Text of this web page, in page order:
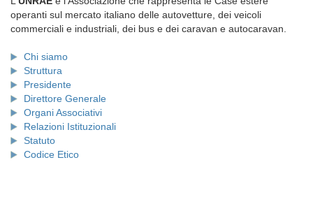
operanti sul mercato italiano delle autovetture, dei veicoli
commerciali e industriali, dei bus e dei caravan e autocaravan.
Chi siamo
Struttura
Presidente
Direttore Generale
Organi Associativi
Relazioni Istituzionali
Statuto
Codice Etico